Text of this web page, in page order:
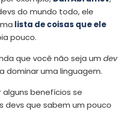
do mundo todo, ele
lista de coisas que ele
pouco.
que você não seja um dev
dominar uma linguagem.
benefícios se
devs que sabem um pouco